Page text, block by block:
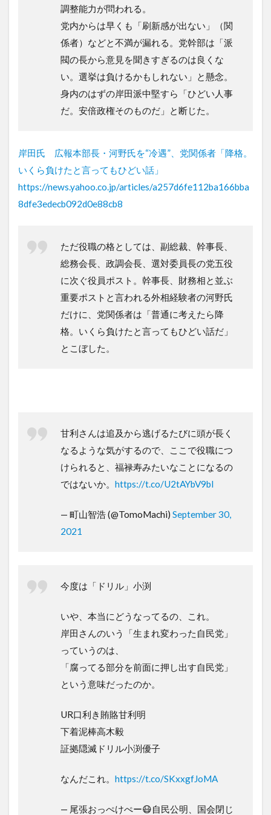
調整能力が問われる。
党内からは早くも「刷新感が出ない」（関
係者）などと不満が漏れる。党幹部は「派
閥の長から意見を聞きすぎるのは良くな
い。選挙は負けるかもしれない」と懸念。
身内のはずの岸田派中堅すら「ひどい人事
だ。安倍政権そのものだ」と断じた。
岸田氏 広報本部長・河野氏を“冷遇”、党関係者「降格。
いくら負けたと言ってもひどい話」
https://news.yahoo.co.jp/articles/a257d6fe112ba166bba
8dfe3edecb092d0e88cb8
ただ役職の格としては、副総裁、幹事長、
総務会長、政調会長、選対委員長の党五役
に次ぐ役員ポスト。幹事長、財務相と並ぶ
重要ポストと言われる外相経験者の河野氏
だけに、党関係者は「普通に考えたら降
格。いくら負けたと言ってもひどい話だ」
とこぼした。
甘利さんは追及から逃げるたびに頭が長く
なるような気がするので、ここで役職につ
けられると、福禄寿みたいなことになるの
ではないか。 https://t.co/U2tAYbV9bl
— 町山智浩 (@TomoMachi) September 30,
2021
今度は「ドリル」小渕
いや、本当にどうなってるの、これ。
岸田さんのいう「生まれ変わった自民党」
っていうのは、
「腐ってる部分を前面に押し出す自民党」
という意味だったのか。
UR口利き賄賂甘利明
下着泥棒高木毅
証拠隠滅ドリル小渕優子
なんだこれ。 https://t.co/SKxxgfJoMA
— 尾張おっぺけぺー😷自民公明、国会閉じ